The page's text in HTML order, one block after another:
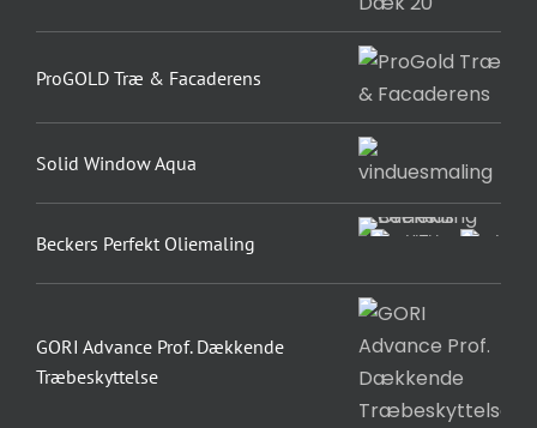
ProGOLD Træ & Facaderens
Solid Window Aqua
Beckers Perfekt Oliemaling
GORI Advance Prof. Dækkende
Træbeskyttelse